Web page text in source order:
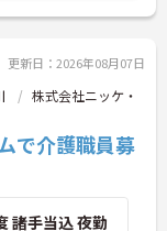
更新日：2026年08月07日
株式会社ニッケ・
で介護職員募
諸手当込 夜勤